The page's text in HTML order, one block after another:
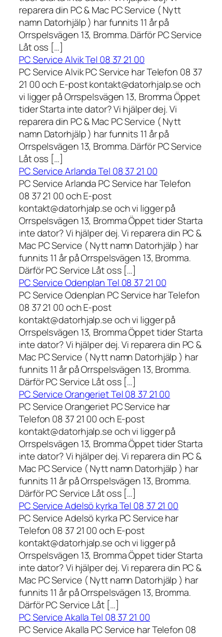
reparera din PC & Mac PC Service ( Nytt
namn Datorhjälp ) har funnits 11 år på
Orrspelsvägen 13, Bromma. Därför PC Service
Låt oss […]
PC Service Alvik Tel 08 37 21 00
PC Service Alvik PC Service har Telefon 08 37
21 00 och E-post kontakt@datorhjalp.se och
vi ligger på Orrspelsvägen 13, Bromma Öppet
tider Starta inte dator? Vi hjälper dej. Vi
reparera din PC & Mac PC Service ( Nytt
namn Datorhjälp ) har funnits 11 år på
Orrspelsvägen 13, Bromma. Därför PC Service
Låt oss […]
PC Service Arlanda Tel 08 37 21 00
PC Service Arlanda PC Service har Telefon
08 37 21 00 och E-post
kontakt@datorhjalp.se och vi ligger på
Orrspelsvägen 13, Bromma Öppet tider Starta
inte dator? Vi hjälper dej. Vi reparera din PC &
Mac PC Service ( Nytt namn Datorhjälp ) har
funnits 11 år på Orrspelsvägen 13, Bromma.
Därför PC Service Låt oss […]
PC Service Odenplan Tel 08 37 21 00
PC Service Odenplan PC Service har Telefon
08 37 21 00 och E-post
kontakt@datorhjalp.se och vi ligger på
Orrspelsvägen 13, Bromma Öppet tider Starta
inte dator? Vi hjälper dej. Vi reparera din PC &
Mac PC Service ( Nytt namn Datorhjälp ) har
funnits 11 år på Orrspelsvägen 13, Bromma.
Därför PC Service Låt oss […]
PC Service Orangeriet Tel 08 37 21 00
PC Service Orangeriet PC Service har
Telefon 08 37 21 00 och E-post
kontakt@datorhjalp.se och vi ligger på
Orrspelsvägen 13, Bromma Öppet tider Starta
inte dator? Vi hjälper dej. Vi reparera din PC &
Mac PC Service ( Nytt namn Datorhjälp ) har
funnits 11 år på Orrspelsvägen 13, Bromma.
Därför PC Service Låt oss […]
PC Service Adelsö kyrka Tel 08 37 21 00
PC Service Adelsö kyrka PC Service har
Telefon 08 37 21 00 och E-post
kontakt@datorhjalp.se och vi ligger på
Orrspelsvägen 13, Bromma Öppet tider Starta
inte dator? Vi hjälper dej. Vi reparera din PC &
Mac PC Service ( Nytt namn Datorhjälp ) har
funnits 11 år på Orrspelsvägen 13, Bromma.
Därför PC Service Låt […]
PC Service Akalla Tel 08 37 21 00
PC Service Akalla PC Service har Telefon 08